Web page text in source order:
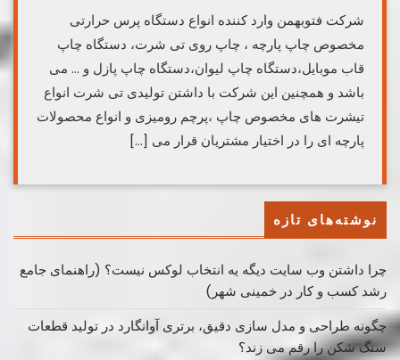
شرکت فتوبهمن وارد کننده انواع دستگاه پرس حرارتی
مخصوص چاپ پارچه ، چاپ روی تی شرت، دستگاه چاپ
قاب موبایل،دستگاه چاپ لیوان،دستگاه چاپ پازل و … می
باشد و همچنین این شرکت با داشتن تولیدی تی شرت انواع
تیشرت های مخصوص چاپ ،پرچم رومیزی و انواع محصولات
پارچه ای را در اختیار مشتریان قرار می […]
نوشته‌های تازه
چرا داشتن وب سایت دیگه یه انتخاب لوکس نیست؟ (راهنمای جامع
رشد کسب ‌و کار در خمینی ‌شهر)
چگونه طراحی و مدل سازی دقیق، برتری آوانگارد در تولید قطعات
سنگ شکن را رقم می زند؟